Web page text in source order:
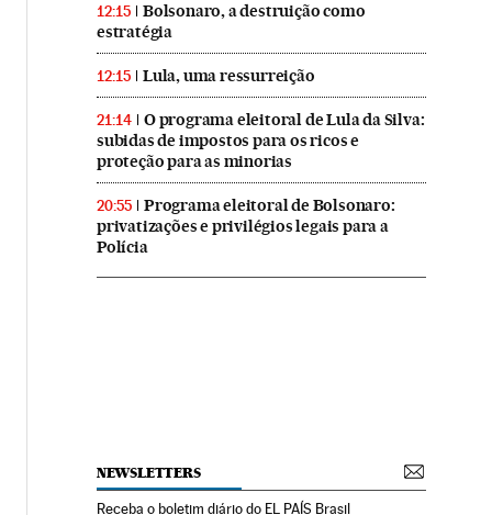
12:15
Bolsonaro, a destruição como
estratégia
12:15 Lula, uma ressurreição
21:14
O programa eleitoral de Lula da Silva:
subidas de impostos para os ricos e
proteção para as minorias
20:55
Programa eleitoral de Bolsonaro:
privatizações e privilégios legais para a
Polícia
NEWSLETTERS
Receba o boletim diário do EL PAÍS Brasil